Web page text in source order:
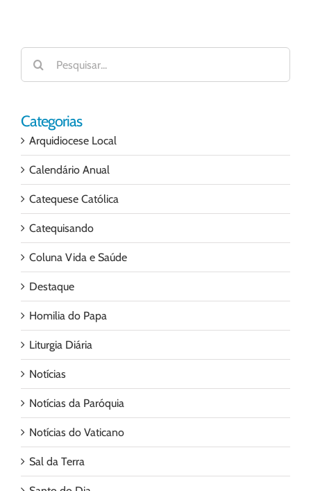
Buscar
resultados
para:
Categorias
Arquidiocese Local
Calendário Anual
Catequese Católica
Catequisando
Coluna Vida e Saúde
Destaque
Homilia do Papa
Liturgia Diária
Notícias
Notícias da Paróquia
Notícias do Vaticano
Sal da Terra